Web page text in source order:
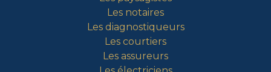
Les notaires
Les diagnostiqueurs
Les courtiers
Les assureurs